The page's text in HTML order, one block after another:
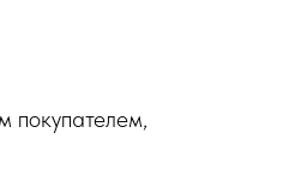
покупателем,